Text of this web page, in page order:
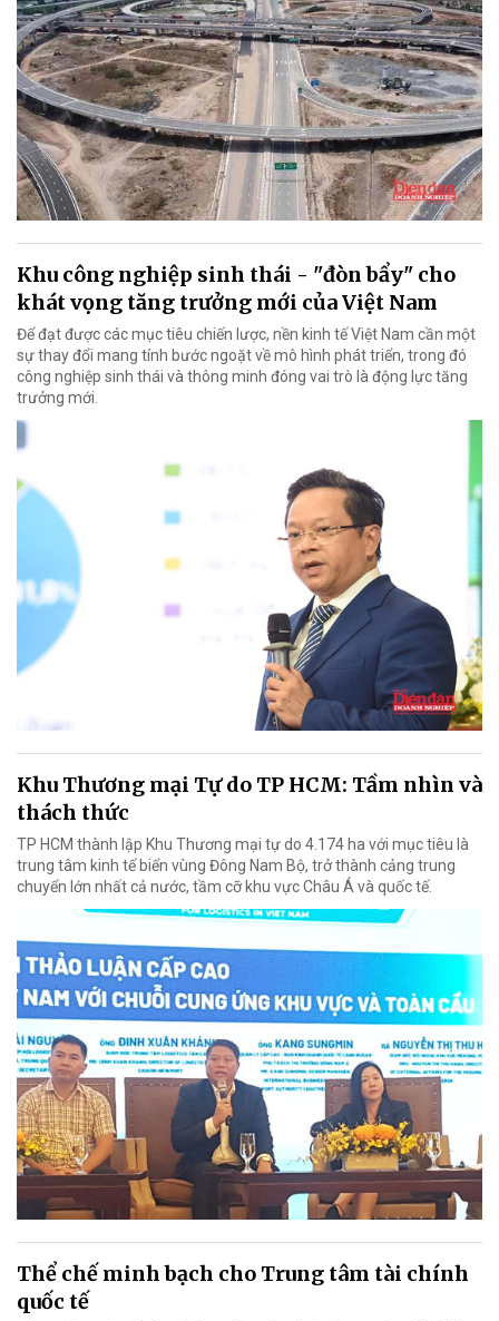
Khu công nghiệp sinh thái - "đòn bẩy" cho
khát vọng tăng trưởng mới của Việt Nam
Để đạt được các mục tiêu chiến lược, nền kinh tế Việt Nam cần một
sự thay đổi mang tính bước ngoặt về mô hình phát triển, trong đó
công nghiệp sinh thái và thông minh đóng vai trò là động lực tăng
trưởng mới.
Khu Thương mại Tự do TP HCM: Tầm nhìn và
thách thức
TP HCM thành lập Khu Thương mại tự do 4.174 ha với mục tiêu là
trung tâm kinh tế biển vùng Đông Nam Bộ, trở thành cảng trung
chuyển lớn nhất cả nước, tầm cỡ khu vực Châu Á và quốc tế.
Thể chế minh bạch cho Trung tâm tài chính
quốc tế